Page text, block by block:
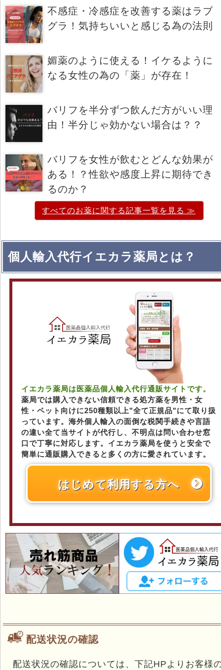
不感症・冷感症を改善する薬はラブ
グラ！気持ちいいと感じる為の法則
媚薬のように使える！イケるように
なる女性の為の「薬」が存在！
バリフを半分ずつ飲んだ方がいい理
由！半分じゃ効かない場合は？？
バリフを女性が飲むとどんな効果が
ある！？性欲や感度上昇に期待でき
るのか？
すべてのお薬に関する記事一覧を見る ≫
個人輸入代行イエカラ薬局とは？
イエカラ薬局は医薬品個人輸入代行通販サイトです。
薬局では購入できない信頼できる処方薬を男性・女
性・ペット向けに250種類以上"全て正規品"にて取り扱
っています。海外個人輸入の面倒な税関手続きや言語
の違い全て当サイトが代行し、不明点は問い合わせ窓
口で丁寧に対応します。イエカラ薬局を使うと安全で
簡単に通販購入できると多くの方に愛されています。
はじめて利用する方へ
配送状況の確認
配送状況の確認については、下記HPよりお客様